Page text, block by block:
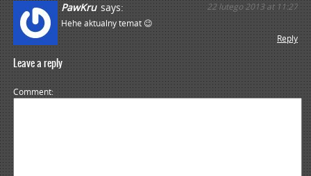
22 lutego 2013 at 11:27
PawKru says:
Hehe aktualny temat 😉
Reply
Leave a reply
Comment